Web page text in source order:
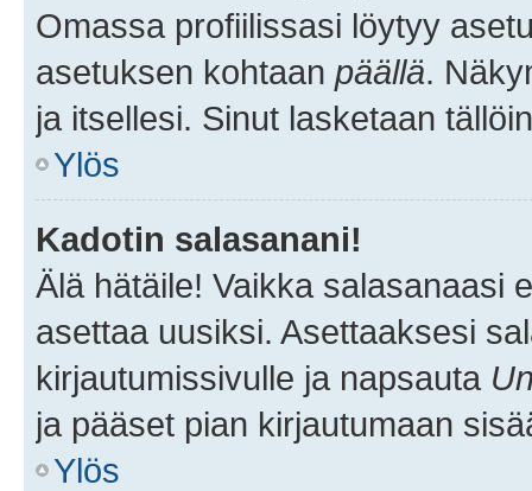
Omassa profiilissasi löytyy
asetuksen kohtaan päällä.
ja itsellesi. Sinut lasketaan
Ylös
Kadotin salasanani!
Älä hätäile! Vaikka salasanaasi
asettaa uusiksi. Asettaaksesi
kirjautumissivulle ja napsauta
ja pääset pian kirjautumaan
Ylös